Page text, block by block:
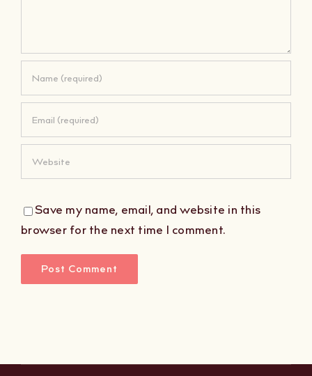
Save my name, email, and website in this
browser for the next time I comment.